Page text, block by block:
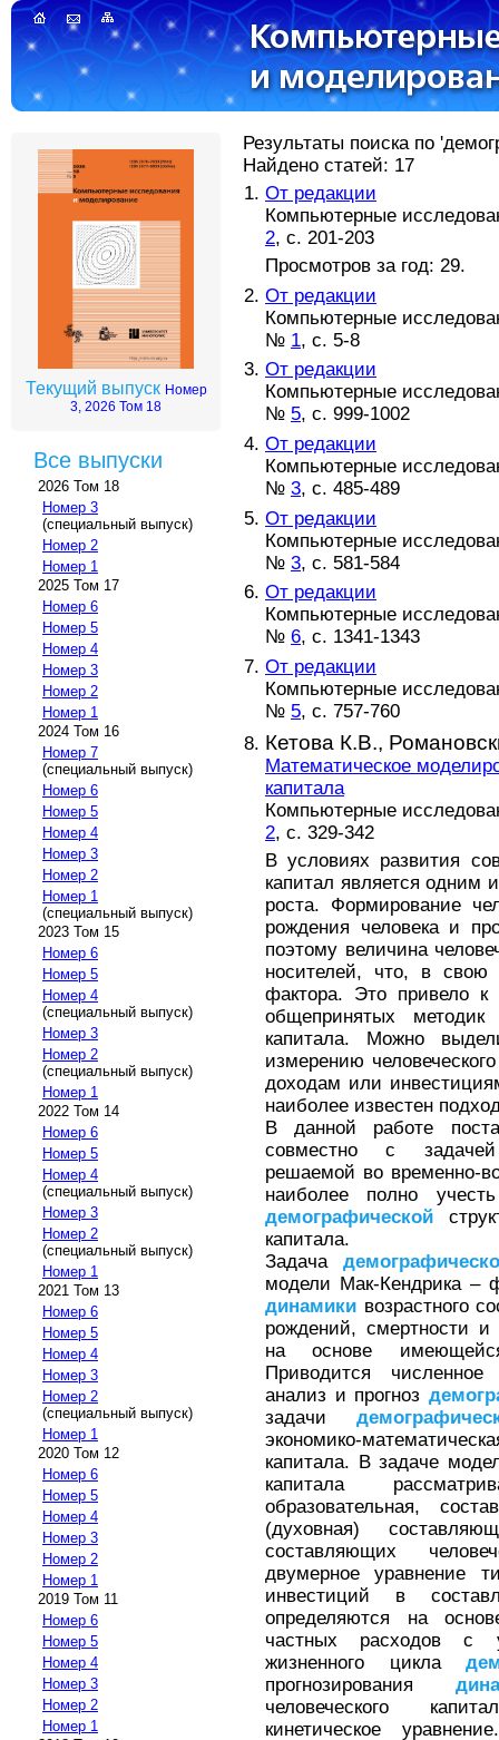
Текущий выпуск Номер
3, 2026 Том 18
Все выпуски
2026 Том 18
Номер 3
(специальный выпуск)
Номер 2
Номер 1
2025 Том 17
Номер 6
Номер 5
Номер 4
Номер 3
Номер 2
Номер 1
2024 Том 16
Номер 7
(специальный выпуск)
Номер 6
Номер 5
Номер 4
Номер 3
Номер 2
Номер 1
(специальный выпуск)
2023 Том 15
Номер 6
Номер 5
Номер 4
(специальный выпуск)
Номер 3
Номер 2
(специальный выпуск)
Номер 1
2022 Том 14
Номер 6
Номер 5
Номер 4
(специальный выпуск)
Номер 3
Номер 2
(специальный выпуск)
Номер 1
2021 Том 13
Номер 6
Номер 5
Номер 4
Номер 3
Номер 2
(специальный выпуск)
Номер 1
2020 Том 12
Номер 6
Номер 5
Номер 4
Номер 3
Номер 2
Номер 1
2019 Том 11
Номер 6
Номер 5
Номер 4
Номер 3
Номер 2
Номер 1
Результаты поиска по
Найдено статей: 17
От редакции
Компьютерные
2, с. 201-203
Просмотров за год: 29.
От редакции
Компьютерные
№ 1, с. 5-8
От редакции
Компьютерные
№ 5, с. 999-1002
От редакции
Компьютерные
№ 3, с. 485-489
От редакции
Компьютерные
№ 3, с. 581-584
От редакции
Компьютерные
№ 6, с. 1341-1343
От редакции
Компьютерные
№ 5, с. 757-760
Кетова К.В.,
Математическое
капитала
Компьютерные
2, с. 329-342
В условиях развития
капитал является одним
роста. Формирование
рождения человека и
поэтому величина
носителей, что, в свою
фактора. Это привело
общепринятых методик
капитала. Можно
измерению
доходам или
наиболее известен
В данной работе
совместно с
решаемой во временно-
наиболее полно
демографической
капитала.
Задача
модели Мак-Кендрика –
динамики возрастного
рождений, смертности и
на основе
Приводится
анализ и прогноз
задачи
экономико-
капитала. В задаче
капитала
образовательная,
(духовная)
составляющих
двумерное уравнение
инвестиций в
определяются на
частных расходов с
жизненного цикла
прогнозирования
человеческого
кинетическое